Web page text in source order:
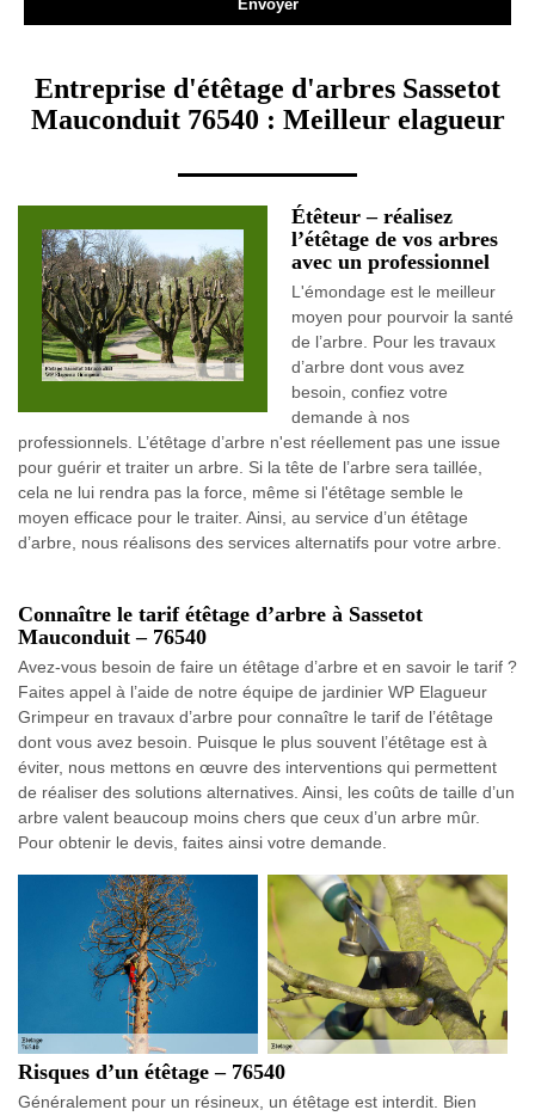
Entreprise d'étêtage d'arbres Sassetot
Mauconduit 76540 : Meilleur elagueur
Étêteur – réalisez
l’étêtage de vos arbres
avec un professionnel
L'émondage est le meilleur
moyen pour pourvoir la santé
de l’arbre. Pour les travaux
d’arbre dont vous avez
besoin, confiez votre
demande à nos
professionnels. L’étêtage d’arbre n'est réellement pas une issue
pour guérir et traiter un arbre. Si la tête de l’arbre sera taillée,
cela ne lui rendra pas la force, même si l'étêtage semble le
moyen efficace pour le traiter. Ainsi, au service d’un étêtage
d’arbre, nous réalisons des services alternatifs pour votre arbre.
Connaître le tarif étêtage d’arbre à Sassetot
Mauconduit – 76540
Avez-vous besoin de faire un étêtage d’arbre et en savoir le tarif ?
Faites appel à l’aide de notre équipe de jardinier WP Elagueur
Grimpeur en travaux d’arbre pour connaître le tarif de l’étêtage
dont vous avez besoin. Puisque le plus souvent l’étêtage est à
éviter, nous mettons en œuvre des interventions qui permettent
de réaliser des solutions alternatives. Ainsi, les coûts de taille d’un
arbre valent beaucoup moins chers que ceux d’un arbre mûr.
Pour obtenir le devis, faites ainsi votre demande.
Risques d’un étêtage – 76540
Généralement pour un résineux, un étêtage est interdit. Bien